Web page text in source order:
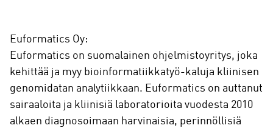
Euformatics Oy:
Euformatics on suomalainen ohjelmistoyritys, joka
kehittää ja myy bioinformatiikkatyö-kaluja kliinisen
genomidatan analytiikkaan. Euformatics on auttanut
sairaaloita ja kliinisiä laboratorioita vuodesta 2010
alkaen diagnosoimaan harvinaisia, perinnöllisiä